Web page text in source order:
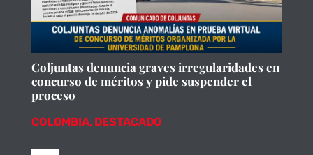
Coljuntas denuncia graves irregularidades en
concurso de méritos y pide suspender el
proceso
COLOMBIA, DESTACADO